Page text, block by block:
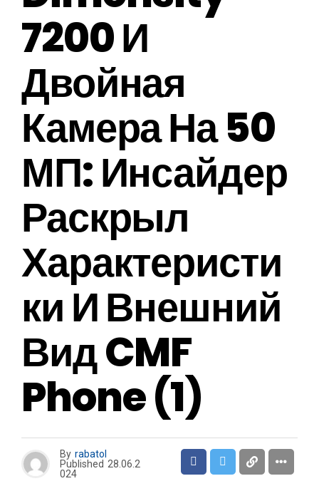
7200 И
Двойная
Камера На 50
МП: Инсайдер
Раскрыл
Характеристи
Ки И Внешний
Вид CMF
Phone (1)
By rabatol
Published 28.06.2
024